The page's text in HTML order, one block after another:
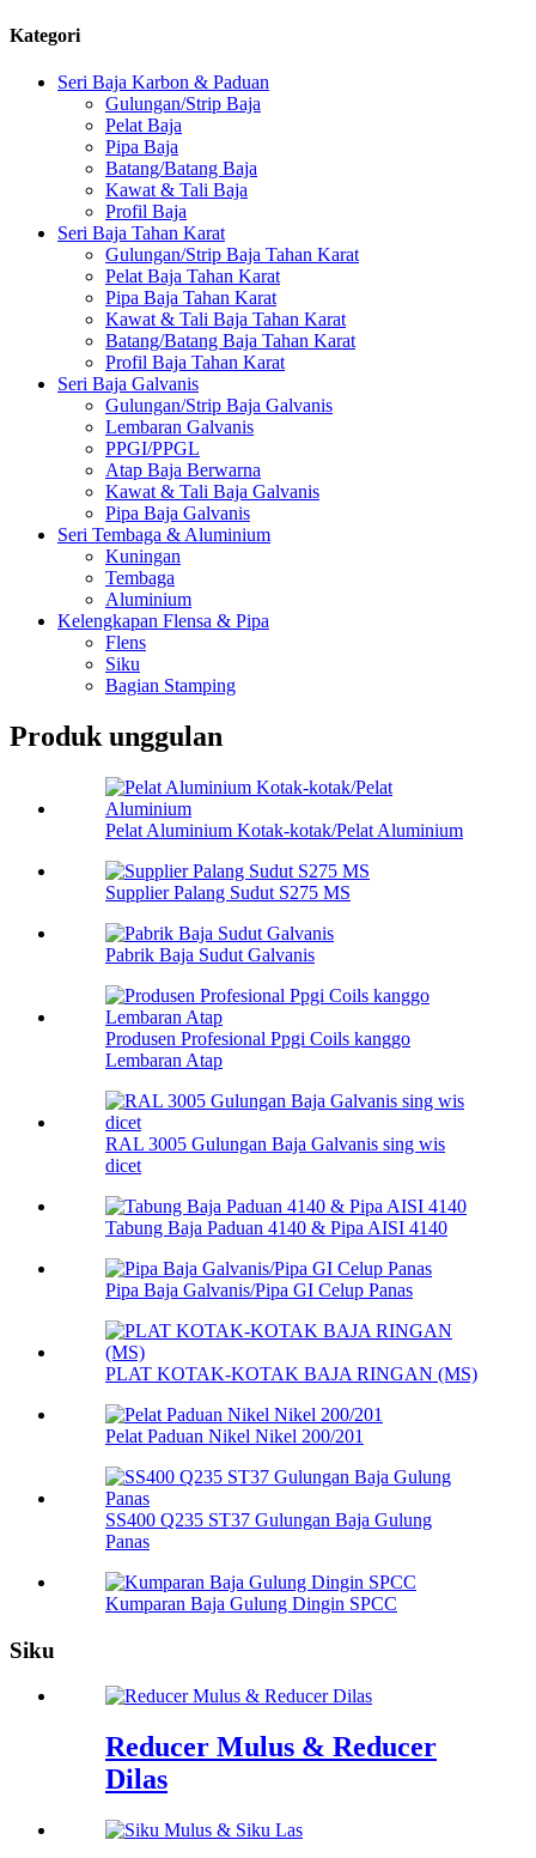
Kategori
Seri Baja Karbon & Paduan
Gulungan/Strip Baja
Pelat Baja
Pipa Baja
Batang/Batang Baja
Kawat & Tali Baja
Profil Baja
Seri Baja Tahan Karat
Gulungan/Strip Baja Tahan Karat
Pelat Baja Tahan Karat
Pipa Baja Tahan Karat
Kawat & Tali Baja Tahan Karat
Batang/Batang Baja Tahan Karat
Profil Baja Tahan Karat
Seri Baja Galvanis
Gulungan/Strip Baja Galvanis
Lembaran Galvanis
PPGI/PPGL
Atap Baja Berwarna
Kawat & Tali Baja Galvanis
Pipa Baja Galvanis
Seri Tembaga & Aluminium
Kuningan
Tembaga
Aluminium
Kelengkapan Flensa & Pipa
Flens
Siku
Bagian Stamping
Produk unggulan
Pelat Aluminium Kotak-kotak/Pelat Aluminium
Supplier Palang Sudut S275 MS
Pabrik Baja Sudut Galvanis
Produsen Profesional Ppgi Coils kanggo
Lembaran Atap
RAL 3005 Gulungan Baja Galvanis sing wis
dicet
Tabung Baja Paduan 4140 & Pipa AISI 4140
Pipa Baja Galvanis/Pipa GI Celup Panas
PLAT KOTAK-KOTAK BAJA RINGAN (MS)
Pelat Paduan Nikel Nikel 200/201
SS400 Q235 ST37 Gulungan Baja Gulung
Panas
Kumparan Baja Gulung Dingin SPCC
Siku
Reducer Mulus & Reducer
Dilas